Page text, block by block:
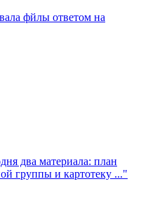
фйлы ответом на
два материала: план
группы и картотеку ..."